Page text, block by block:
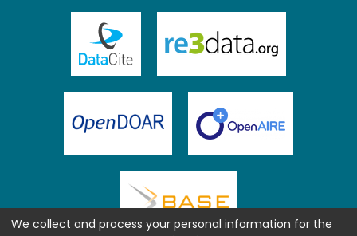
We collect and process your personal information for the